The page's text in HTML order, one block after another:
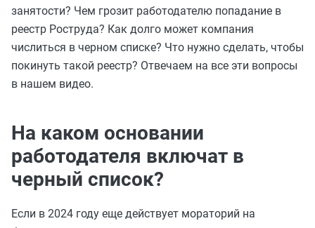
занятости? Чем грозит работодателю попадание в
реестр Роструда? Как долго может компания
числиться в черном списке? Что нужно сделать, чтобы
покинуть такой реестр? Отвечаем на все эти вопросы
в нашем видео.
На каком основании
работодателя включат в
черный список?
Если в 2024 году еще действует мораторий на